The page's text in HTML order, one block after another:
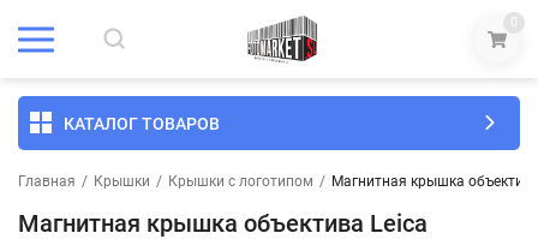
0
КАТАЛОГ ТОВАРОВ
Главная / Крышки / Крышки с логотипом / Магнитная крышка объектива
Магнитная крышка объектива Leica